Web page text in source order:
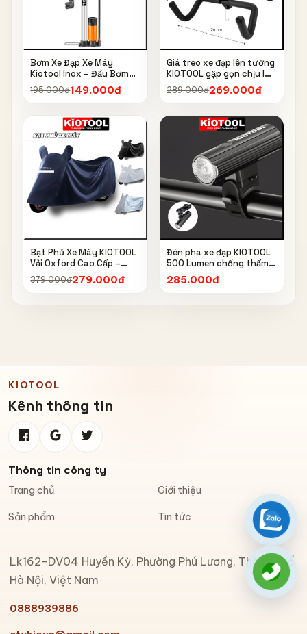
Bơm Xe Đạp Xe Máy
Kiotool Inox – Đầu Bơm
Thông Minh, Kèm Bơm
Bóng, Đồng Hồ 160 PSI
195.000đ149.000đ
Giá treo xe đạp lên tường
KIOTOOL gập gọn chịu lực
cao kèm móc treo mũ bảo
hiểm
289.000đ269.000đ
Bạt Phủ Xe Máy KIOTOOL
Vải Oxford Cao Cấp –
Chống Nắng, Chống Mưa,
Chống Bụi, Chống Tia UV,
379.000đ279.000đ
Đèn pha xe đạp KIOTOOL
500 Lumen chống thấm
nước IPX6 6603
285.000đ
KIOTOOL
Kênh thông tin
Thông tin công ty
Trang chủ Giới thiệu
Sản phẩm Tin tức
Lk162-DV04 Huyền Kỳ, Phường Phú Lương, Thành phố
Hà Nội, Việt Nam
0888939886
Zalo
Gọi